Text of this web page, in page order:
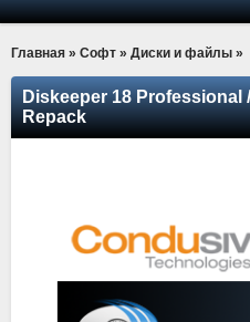
Главная » Софт » Диски и файлы »
Diskeeper 18 Professional
Repack